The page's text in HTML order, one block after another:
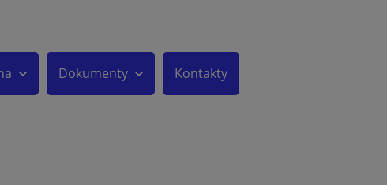
Dokumenty Kontakty